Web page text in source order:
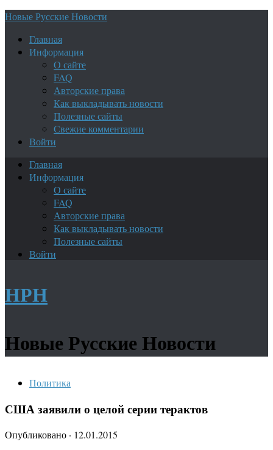
Новые Русские Новости
Главная
Информация
О сайте
FAQ
Авторские права
Как выкладывать новости
Полезные сайты
Свежие комментарии
Войти
Главная
Информация
О сайте
FAQ
Авторские права
Как выкладывать новости
Полезные сайты
Войти
НРН
Новые Русские Новости
Политика
США заявили о целой серии терактов
Опубликовано · 12.01.2015